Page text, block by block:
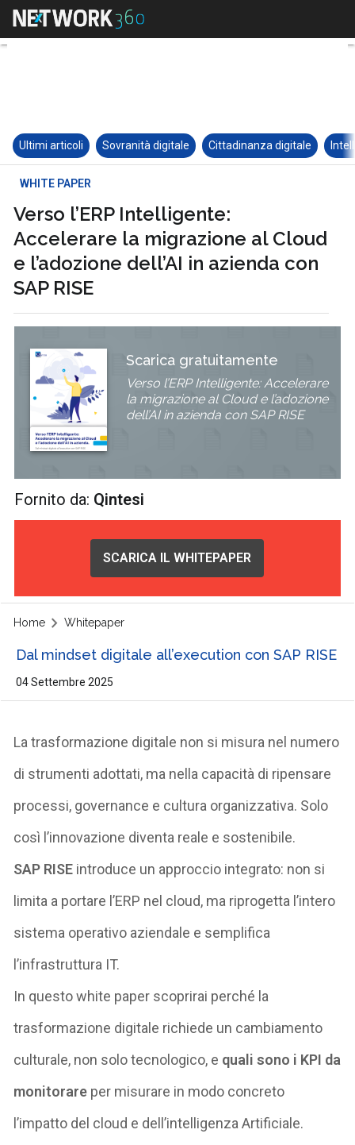
Ultimi articoli Sovranità digitale Cittadinanza digitale
WHITE PAPER
Verso l’ERP Intelligente:
Accelerare la migrazione al Cloud
e l’adozione dell’AI in azienda con
SAP RISE
Scarica gratuitamente
Verso l’ERP Intelligente: Accelerare
la migrazione al Cloud e l’adozione
dell’AI in azienda con SAP RISE
Fornito da: Qintesi
SCARICA IL WHITEPAPER
Home Whitepaper
Dal mindset digitale all’execution con SAP RISE
04 Settembre 2025
La trasformazione digitale non si misura nel numero
di strumenti adottati, ma nella capacità di ripensare
processi, governance e cultura organizzativa. Solo
così l’innovazione diventa reale e sostenibile.
SAP RISE introduce un approccio integrato: non si
limita a portare l’ERP nel cloud, ma riprogetta l’intero
sistema operativo aziendale e semplifica
l’infrastruttura IT.
In questo white paper scoprirai perché la
trasformazione digitale richiede un cambiamento
culturale, non solo tecnologico, e quali sono i KPI da
monitorare per misurare in modo concreto
l’impatto del cloud e dell’intelligenza Artificiale.